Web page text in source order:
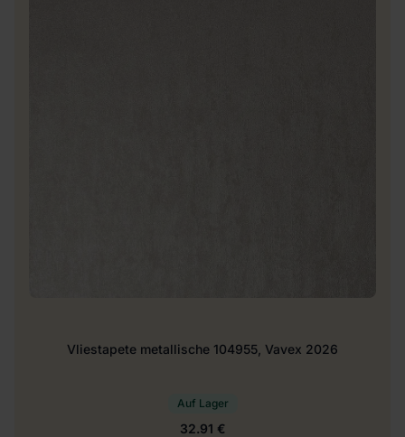
Vliestapete metallische 104955, Vavex 2026
Auf Lager
32.91 €